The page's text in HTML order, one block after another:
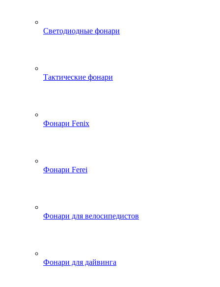
Светодиодные фонари
Тактические фонари
Фонари Fenix
Фонари Ferei
Фонари для велосипедистов
Фонари для дайвинга